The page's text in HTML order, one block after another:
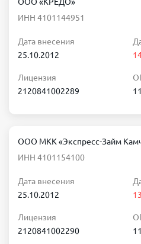
ИНН 4101144951
Дата внесения
25.10.2012
Лицензия
2120841002289
ООО МКК «Экспресс-Займ
ИНН 4101154100
Дата внесения
25.10.2012
Лицензия
2120841002290